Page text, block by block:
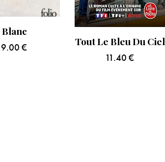
Blanc
9.00 € Tout Le Bleu Du Ciel
11.40€